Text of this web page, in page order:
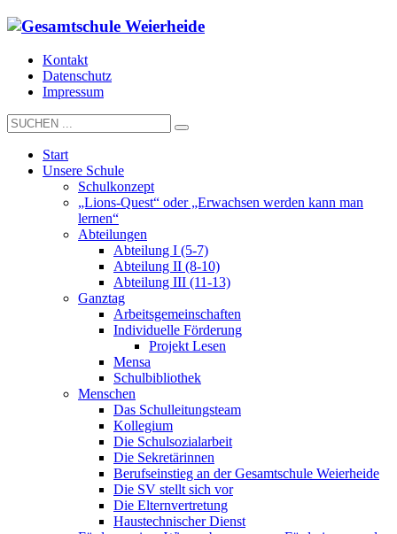
Kontakt
Datenschutz
Impressum
Start
Unsere Schule
Schulkonzept
„Lions-Quest“ oder „Erwachsen werden kann man
lernen“
Abteilungen
Abteilung I (5-7)
Abteilung II (8-10)
Abteilung III (11-13)
Ganztag
Arbeitsgemeinschaften
Individuelle Förderung
Projekt Lesen
Mensa
Schulbibliothek
Menschen
Das Schulleitungsteam
Kollegium
Die Schulsozialarbeit
Die Sekretärinnen
Berufseinstieg an der Gesamtschule Weierheide
Die SV stellt sich vor
Die Elternvertretung
Haustechnischer Dienst